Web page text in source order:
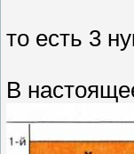
то есть 3
В